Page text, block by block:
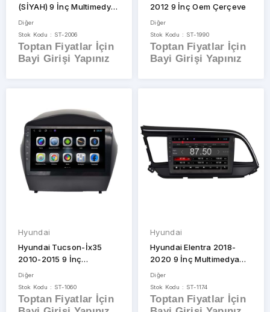
(SİYAH) 9 İnç Multimedya
Çerçeve
Diğer
Stok Kodu : ST-2006
Toptan Fiyatlar İçin
Bayi Girişi Yapınız
2012 9 İnç Oem Çerçeve
Diğer
Stok Kodu : ST-1990
Toptan Fiyatlar İçin
Bayi Girişi Yapınız
Hyundai
Hyundai Tucson-İx35
2010-2015 9 İnç
Multimedya Çerçevesi
Diğer
Stok Kodu : ST-1060
Toptan Fiyatlar İçin
Hyundai
Hyundai Elentra 2018-
2020 9 İnç Multimedya
Çerçevesi
Diğer
Stok Kodu : ST-1174
Toptan Fiyatlar İçin